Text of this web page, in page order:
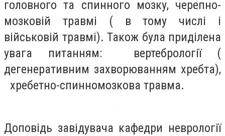
головного та спинного мозку, черепно-
мозковій травмі ( в тому числі і
військовій травмі). Також була приділена
увага питанням: вертебрології (
дегенеративним захворюванням хребта),
хребетно-спинномозкова травма.
Доповідь завідувача кафедри неврології